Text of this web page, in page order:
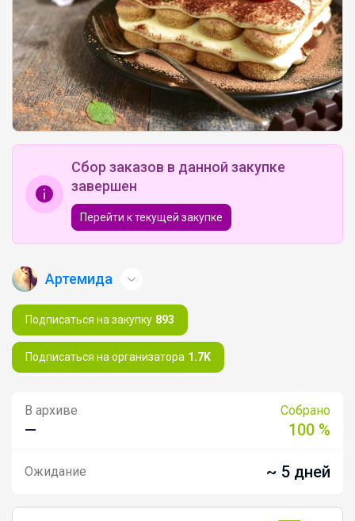
Сбор заказов в данной закупке
завершен
Перейти к текущей закупке
Артемида
Подписаться на закупку 893
Подписаться на организатора 1.7K
В архиве
—
Собрано
100 %
Ожидание ~ 5 дней